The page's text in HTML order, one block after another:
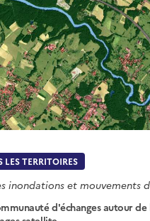
LES TERRITOIRES
inondations et mouvements
d'échanges autour